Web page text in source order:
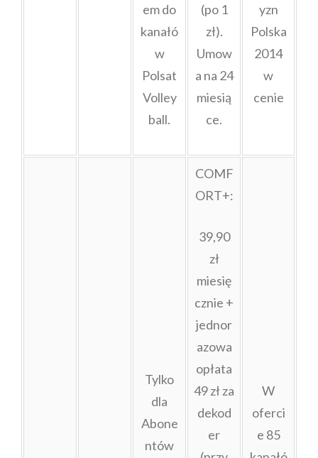
em do
kanałó
w
Polsat
Volley
ball.
(po 1
zł).
Umow
a na 24
miesią
ce.
yzn
Polska
2014
w
cenie
Tylko
dla
Abone
ntów
COMF
ORT+:
39,90
zł
miesię
cznie +
jednor
azowa
opłata
49 zł za
dekod
er
W
oferci
e 85